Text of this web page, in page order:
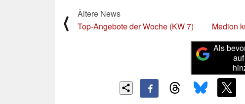
⟨
Ältere News
Top-Angebote der Woche (KW 7)
Medion
Als